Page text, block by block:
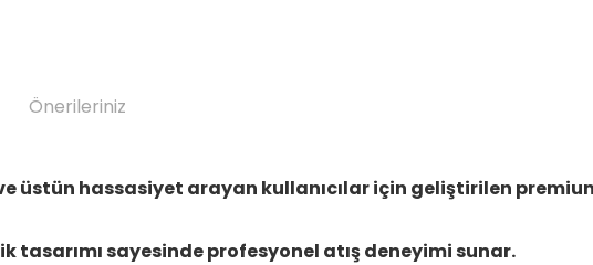
Önerileriniz
ve üstün hassasiyet arayan kullanıcılar için geliştirilen
sayesinde profesyonel atış deneyimi sunar.